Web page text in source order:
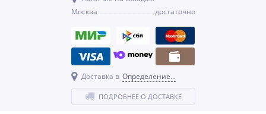
Москва
достаточно
Доставка в Определение...
ПОДРОБНЕЕ О ДОСТАВКЕ